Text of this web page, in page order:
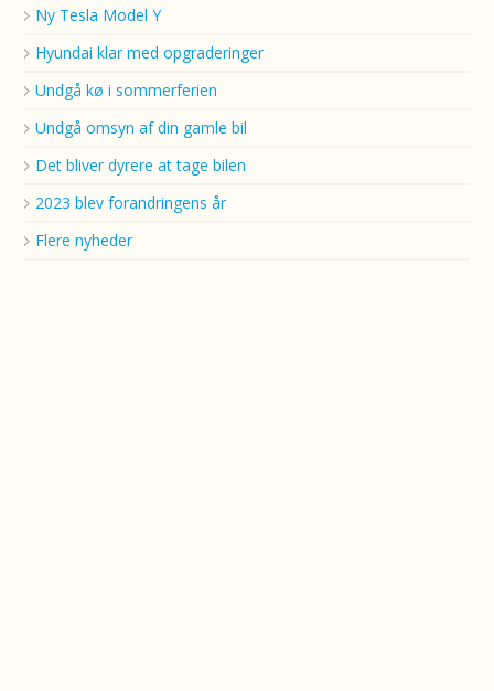
Ny Tesla Model Y
Hyundai klar med opgraderinger
Undgå kø i sommerferien
Undgå omsyn af din gamle bil
Det bliver dyrere at tage bilen
2023 blev forandringens år
Flere nyheder